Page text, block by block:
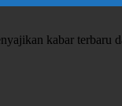
kabar terbaru